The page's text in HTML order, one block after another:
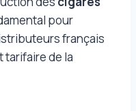
pour
français
de la